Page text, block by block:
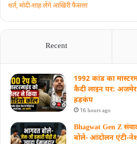
शर्त, मोदी-शाह लेंगे आखिरी फैसला
Recent
1992 कांड का
कैदी लाइन पर:
हड़कंप
16 hours ago
Bhagwat Gen Z
बोले- आंदोलन एंटी-